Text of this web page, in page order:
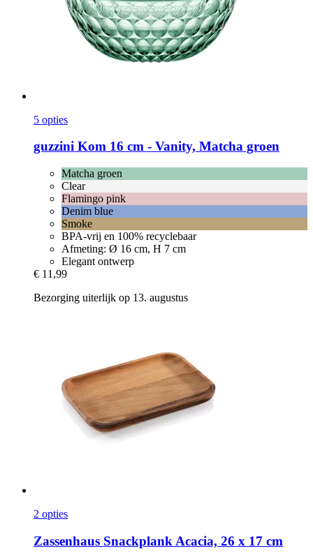
5 opties
guzzini Kom 16 cm -​ Vanity, Matcha groen
Matcha groen
Clear
Flamingo pink
Denim blue
Smoke
BPA-vrij en 100% recyclebaar
Afmeting: Ø 16 cm, H 7 cm
Elegant ontwerp
€ 11,99
Bezorging uiterlijk op 13. augustus
2 opties
Zassenhaus Snackplank Acacia, 26 x 17 cm